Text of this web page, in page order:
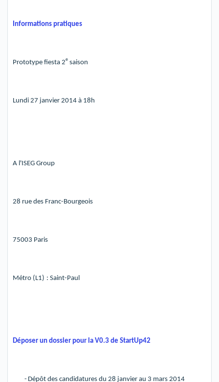
Informations pratiques
Prototype fiesta 2e saison
Lundi 27 janvier 2014 à 18h
A l'ISEG Group
28 rue des Franc-Bourgeois
75003 Paris
Métro (L1) : Saint-Paul
Déposer un dossier pour la V0.3 de StartUp42
- Dépôt des candidatures du 28 janvier au 3 mars 2014